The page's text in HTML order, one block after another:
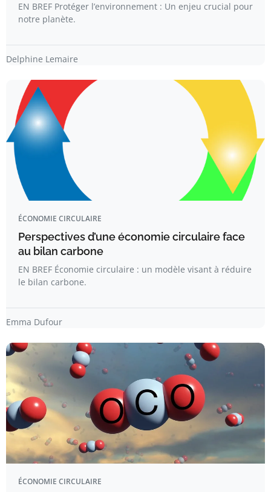
EN BREF Protéger l’environnement : Un enjeu crucial pour
notre planète.
Delphine Lemaire
ÉCONOMIE CIRCULAIRE
Perspectives d’une économie circulaire face
au bilan carbone
EN BREF Économie circulaire : un modèle visant à réduire
le bilan carbone.
Emma Dufour
ÉCONOMIE CIRCULAIRE